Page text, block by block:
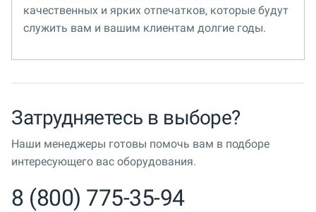
качественных и ярких отпечатков, которые будут
служить вам и вашим клиентам долгие годы.
Затрудняетесь в выборе?
Наши менеджеры готовы помочь вам в подборе
интересующего вас оборудования.
8 (800) 775-35-94